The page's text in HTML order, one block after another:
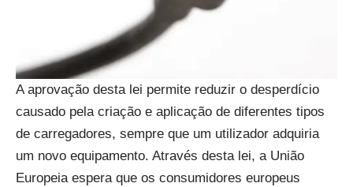
A aprovação desta lei permite reduzir o desperdício
causado pela criação e aplicação de diferentes tipos
de carregadores, sempre que um utilizador adquiria
um novo equipamento. Através desta lei, a União
Europeia espera que os consumidores europeus